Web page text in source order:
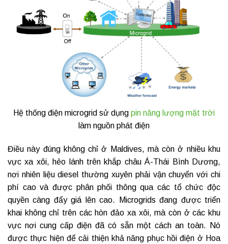
Hệ thống điện microgrid sử dụng pin năng lượng mặt trời
làm nguồn phát điện
Điều này đúng không chỉ ở Maldives, mà còn ở nhiều khu
vực xa xôi, hẻo lánh trên khắp châu Á-Thái Bình Dương,
nơi nhiên liệu diesel thường xuyên phải vận chuyển với chi
phí cao và được phân phối thông qua các tổ chức độc
quyền càng đẩy giá lên cao. Microgrids đang được triển
khai không chỉ trên các hòn đảo xa xôi, mà còn ở các khu
vực nơi cung cấp điện đã có sẵn một cách an toàn. Nó
được thực hiện để cải thiện khả năng phục hồi điện ở Hoa